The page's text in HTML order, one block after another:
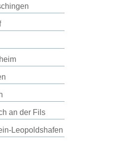
an der Fils
Leopoldshafen